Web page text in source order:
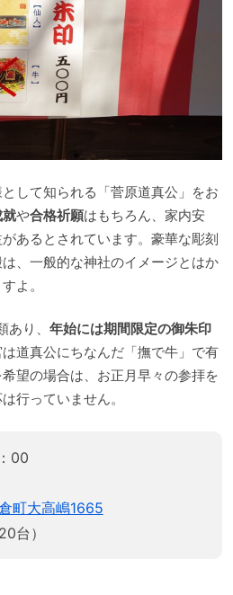
して知られる「菅原道真公」をお
や合格祈願はもちろん、家内安
あるとされています。豪華な彫刻
、一般的な神社のイメージとはか
よ。
り、 年始には期間限定の御朱印
道真公にちなんだ「撫で牛」で有
望の場合は、お正月早々の参拝を
行っていません。
00
町大高嶋1665
台）